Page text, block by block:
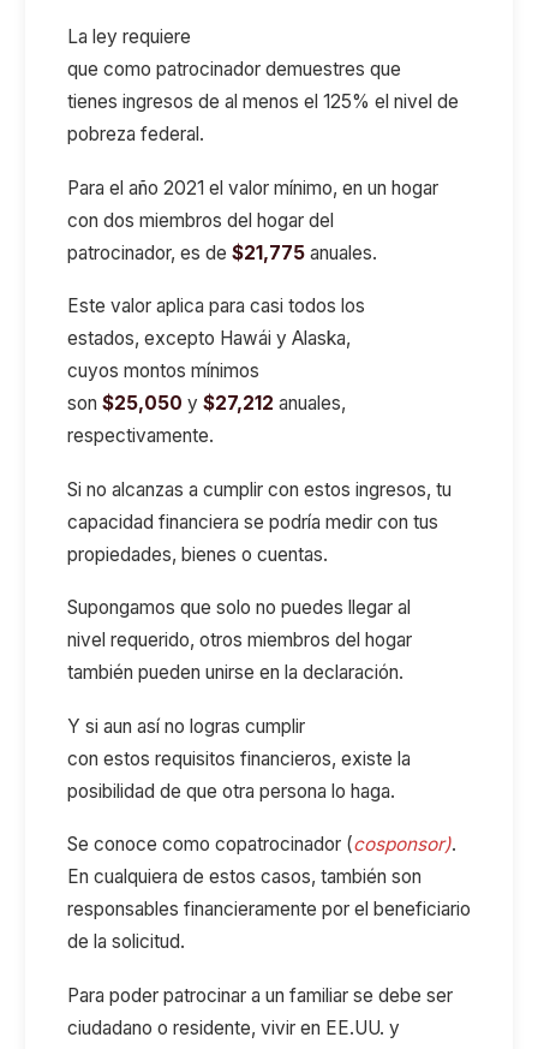
La ley requiere
que como patrocinador demuestres que
tienes ingresos de al menos el 125% el nivel de
pobreza federal.
Para el año 2021 el valor mínimo, en un hogar
con dos miembros del hogar del
patrocinador, es de $21,775 anuales.
Este valor aplica para casi todos los
estados, excepto Hawái y Alaska,
cuyos montos mínimos
son $25,050 y $27,212 anuales,
respectivamente.
Si no alcanzas a cumplir con estos ingresos, tu
capacidad financiera se podría medir con tus
propiedades, bienes o cuentas.
Supongamos que solo no puedes llegar al
nivel requerido, otros miembros del hogar
también pueden unirse en la declaración.
Y si aun así no logras cumplir
con estos requisitos financieros, existe la
posibilidad de que otra persona lo haga.
Se conoce como copatrocinador (cosponsor).
En cualquiera de estos casos, también son
responsables financieramente por el beneficiario
de la solicitud.
Para poder patrocinar a un familiar se debe ser
ciudadano o residente, vivir en EE.UU. y